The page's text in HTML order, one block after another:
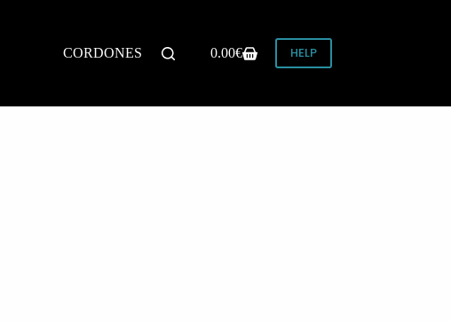
CORDONES 0.00€ HELP